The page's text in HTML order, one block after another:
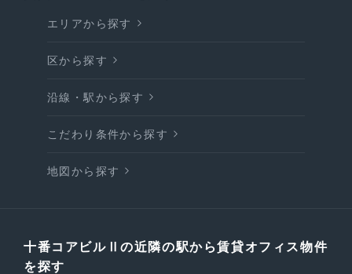
エリアから探す
区から探す
沿線・駅から探す
こだわり条件から探す
地図から探す
十番コアビルⅡの近隣の駅から賃貸オフィス物件
を探す